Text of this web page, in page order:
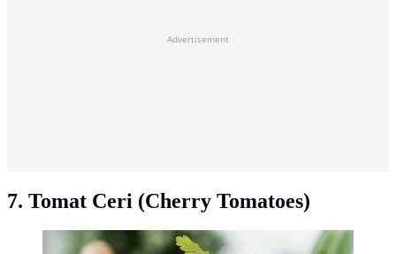
Advertisement
7. Tomat Ceri (Cherry Tomatoes)